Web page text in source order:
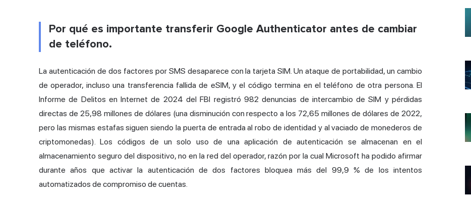
Por qué es importante transferir Google Authenticator antes de cambiar
de teléfono.
La autenticación de dos factores por SMS desaparece con la tarjeta SIM. Un ataque de portabilidad, un cambio
de operador, incluso una transferencia fallida de eSIM, y el código termina en el teléfono de otra persona. El
Informe de Delitos en Internet de 2024 del FBI registró 982 denuncias de intercambio de SIM y pérdidas
directas de 25,98 millones de dólares (una disminución con respecto a los 72,65 millones de dólares de 2022,
pero las mismas estafas siguen siendo la puerta de entrada al robo de identidad y al vaciado de monederos de
criptomonedas). Los códigos de un solo uso de una aplicación de autenticación se almacenan en el
almacenamiento seguro del dispositivo, no en la red del operador, razón por la cual Microsoft ha podido afirmar
durante años que activar la autenticación de dos factores bloquea más del 99,9 % de los intentos
automatizados de compromiso de cuentas.